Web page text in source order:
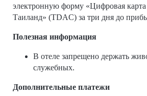
электронную форму «Цифровая
Таиланд» (TDAC) за три дня до
Полезная информация
В отеле запрещено держать
служебных.
Дополнительные платежи